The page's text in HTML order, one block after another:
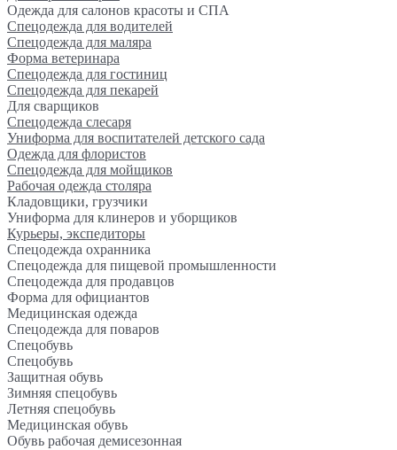
Одежда для салонов красоты и СПА
Спецодежда для водителей
Спецодежда для маляра
Форма ветеринара
Спецодежда для гостиниц
Спецодежда для пекарей
Для сварщиков
Спецодежда слесаря
Униформа для воспитателей детского сада
Одежда для флористов
Спецодежда для мойщиков
Рабочая одежда столяра
Кладовщики, грузчики
Униформа для клинеров и уборщиков
Курьеры, экспедиторы
Спецодежда охранника
Спецодежда для пищевой промышленности
Спецодежда для продавцов
Форма для официантов
Медицинская одежда
Спецодежда для поваров
Спецобувь
Спецобувь
Защитная обувь
Зимняя спецобувь
Летняя спецобувь
Медицинская обувь
Обувь рабочая демисезонная